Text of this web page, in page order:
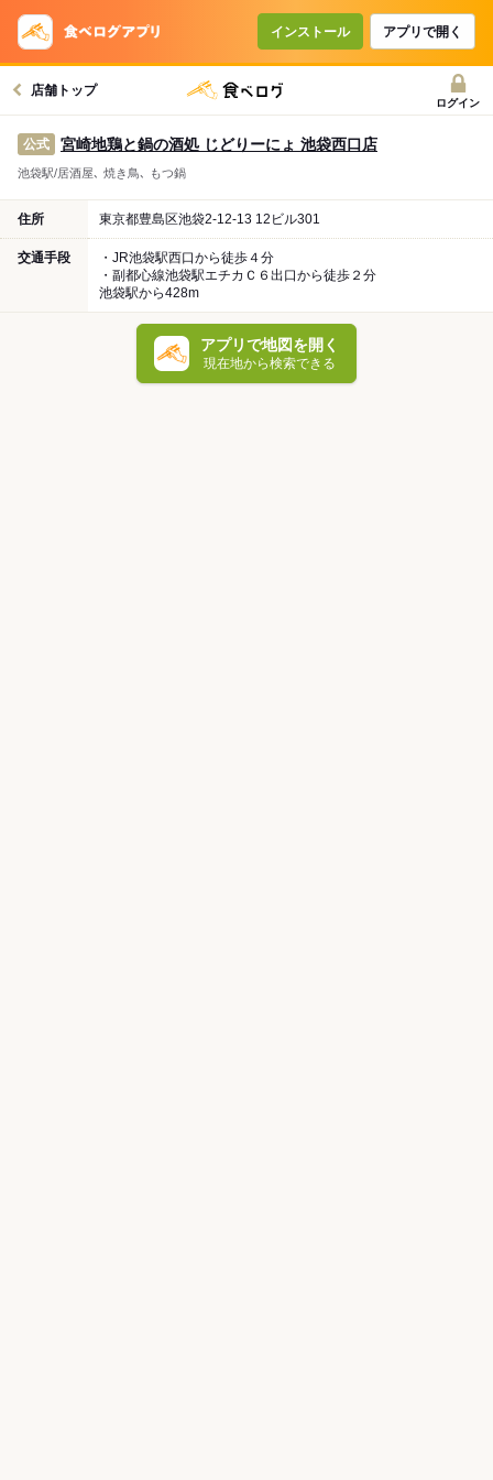
インストール アプリで開く
店舗トップ
ログイン
公式 宮崎地鶏と鍋の酒処 じどりーにょ 池袋西口店
池袋駅/居酒屋､ 焼き鳥､ もつ鍋
住所 東京都豊島区池袋2-12-13 12ビル301
交通手段
・JR池袋駅西口から徒歩４分
・副都心線池袋駅エチカＣ６出口から徒歩２分
池袋駅から428m
アプリで地図を開く
現在地から検索できる